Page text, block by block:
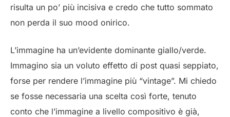
risulta un po’ più incisiva e credo che tutto sommato
non perda il suo mood onirico.
L’immagine ha un’evidente dominante giallo/verde.
Immagino sia un voluto effetto di post quasi seppiato,
forse per rendere l’immagine più “vintage”. Mi chiedo
se fosse necessaria una scelta così forte, tenuto
conto che l’immagine a livello compositivo è già,